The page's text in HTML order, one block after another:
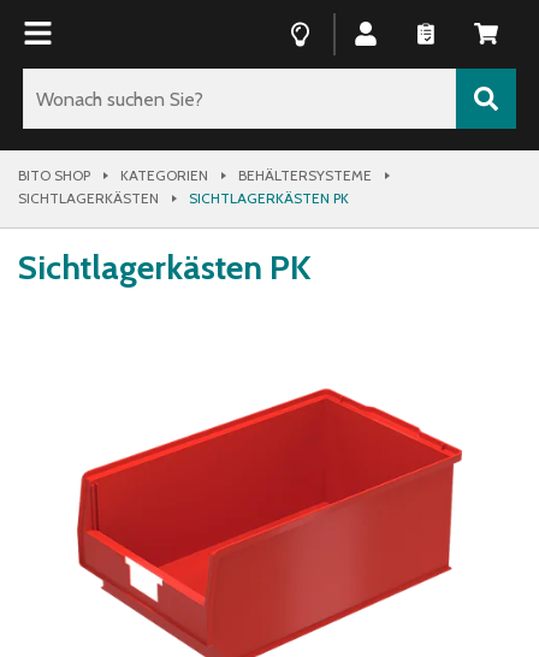
BITO SHOP KATEGORIEN
BEHÄLTERSYSTEME
SICHTLAGERKÄSTEN
SICHTLAGERKÄSTEN PK
Sichtlagerkästen PK